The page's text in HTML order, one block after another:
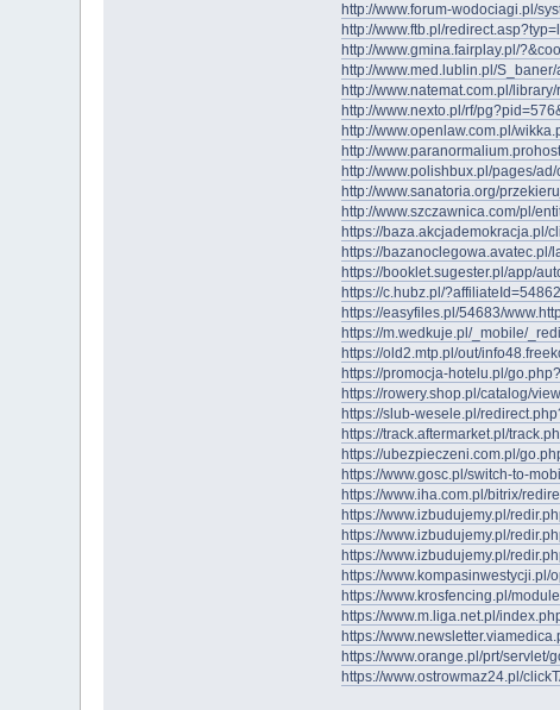
http://www.forum-wodociagi.pl/
http://www.ftb.pl/
http://www.gmina.fairplay.pl/
http://www.med.lublin.pl/
http://www.natemat.com.pl/
http://www.nexto.pl/rf/
http://www.openlaw.com.pl/
http://
http://www.polishbux.pl/pages/
http://www.sanatoria.org/
http://www.szczawnica.com/pl/
https://baza.akcjademokracja.pl/
https://bazanoclegowa.avatec.pl/
https://booklet.sugester.pl/app/
https://c.hubz.pl/
https://easyfiles.pl/54683/
https://m.wedkuje.pl/_mobile/
https://old2.mtp.pl/out/
https://promocja-hotelu.pl/
https://rowery.shop.pl/catalog/
https://slub-wesele.pl/
https://track.aftermarket.pl/
https://ubezpieczeni.com.pl/
https://www.gosc.pl/switch-to-
https://www.iha.com.pl/bitrix/
https://www.izbudujemy.pl/
https://www.izbudujemy.pl/
https://www.izbudujemy.pl/
https://
https://www.krosfencing.pl/
https://www.m.liga.net.pl/
https://
https://www.orange.pl/prt/
https://www.ostrowmaz24.pl/